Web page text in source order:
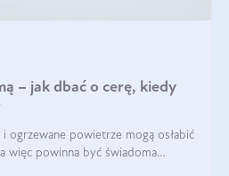
– jak dbać o cerę, kiedy
ogrzewane powietrze mogą osłabić
więc powinna być świadoma